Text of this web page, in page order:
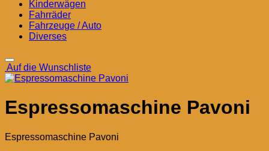
Kinderwägen
Fahrräder
Fahrzeuge / Auto
Diverses
Auf die Wunschliste
Espressomaschine Pavoni
Espressomaschine Pavoni